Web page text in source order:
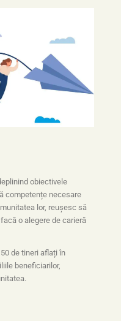
obiectivele
competențe necesare
lor, reușesc să
o alegere de carieră
de tineri aflați în
beneficiarilor,